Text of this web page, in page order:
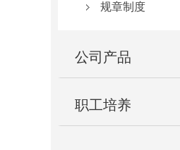
规章制度
公司产品
职工培养